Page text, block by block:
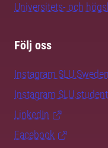
Universitets- och
Följ oss
Instagram SLU.Sweden
Instagram SLU.student
LinkedIn
Facebook